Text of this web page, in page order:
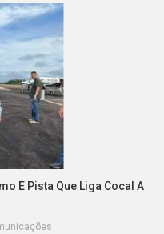
E Pista Que Liga Cocal A